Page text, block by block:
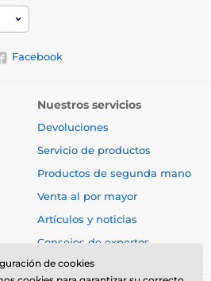
Facebook
Nuestros servicios
Devoluciones
Servicio de productos
Productos de segunda mano
Venta al por mayor
Artículos y noticias
Consejos de expertos
de cookies